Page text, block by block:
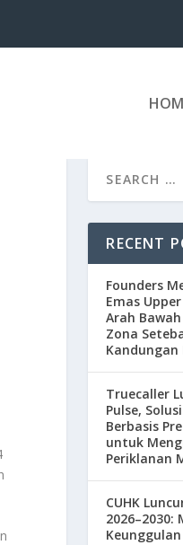
RECENT
Founders
Emas
Arah
Zona
Kandungan
Truecaller
Pulse,
Berbasis
untuk
Periklanan
CUHK
2026–2030: